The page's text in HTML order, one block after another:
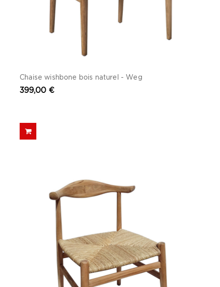
Chaise wishbone bois naturel - Weg
399,00 €